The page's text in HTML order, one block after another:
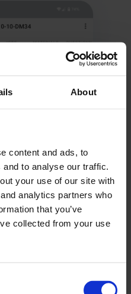
About
content and ads, to
to analyse our traffic.
your use of our site with
analytics partners who
that you’ve
collected from your use